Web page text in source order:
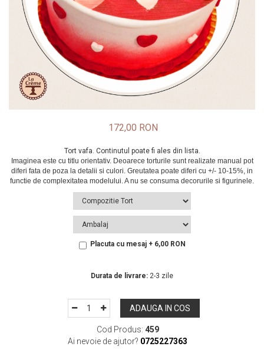
172,00 RON
Tort vafa. Continutul poate fi ales din lista.
Placuta cu mesaj + 6,00 RON
Durata de livrare: 2-3 zile
ADAUGA IN COS
Cod Produs: 459
Ai nevoie de ajutor? 0725227363